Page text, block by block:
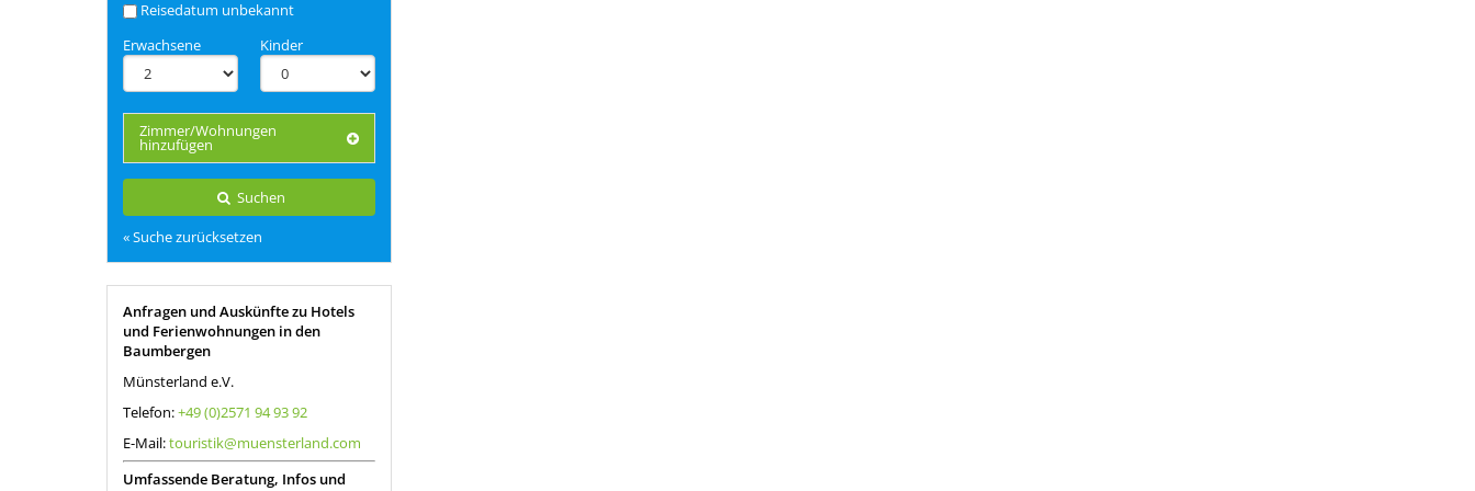
Reisedatum unbekannt
Erwachsene
Kinder
Zimmer/Wohnungen
hinzufügen
Suchen
« Suche zurücksetzen
Anfragen und Auskünfte zu Hotels
und Ferienwohnungen in den
Baumbergen
Münsterland e.V.
Telefon:+49 (0)2571 94 93 92
E-Mail:touristik@muensterland.com
Umfassende Beratung, Infos und